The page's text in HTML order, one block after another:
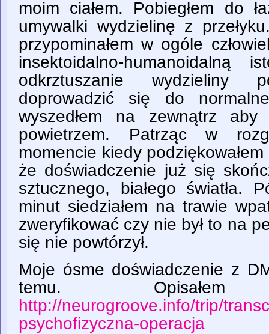
moim ciałem. Pobiegłem do
umywalki wydzielinę z
przypominałem w ogóle
insektoidalno-
odkrztuszanie wydzieliny
doprowadzić się do
wyszedłem na zewnątrz aby
powietrzem. Patrząc w
momencie kiedy
że doświadczenie już się
sztucznego, białego światła.
minut siedziałem na trawie
zweryfikować czy nie był to na
się nie powtórzył.
Moje ósme doświadczenie z
temu.
http://neurogroove.info/trip/
psychofizyczna-operacja